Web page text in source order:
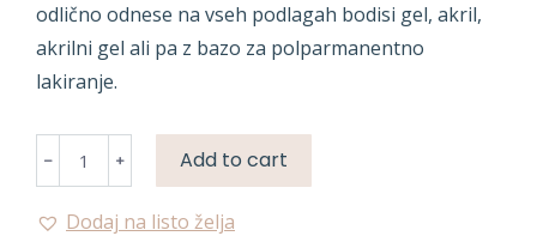
odlično odnese na vseh podlagah bodisi gel, akril,
akrilni gel ali pa z bazo za polparmanentno
lakiranje.
PARMANENTNA
BARVA
quantity
Add to cart
Dodaj na listo želja